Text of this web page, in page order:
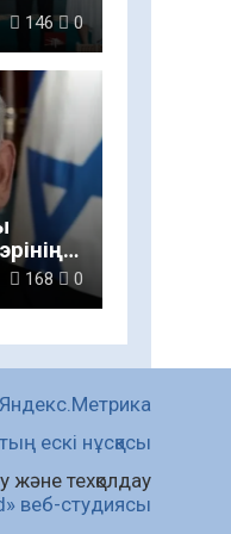
146 0
алу
168 0
ескі нұсқасы
және техқолдау
веб-студиясы